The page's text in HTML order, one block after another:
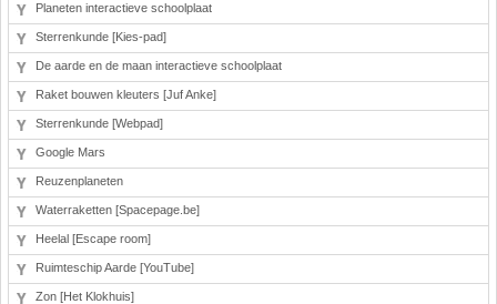
Planeten interactieve schoolplaat
Sterrenkunde [Kies-pad]
De aarde en de maan interactieve schoolplaat
Raket bouwen kleuters [Juf Anke]
Sterrenkunde [Webpad]
Google Mars
Reuzenplaneten
Waterraketten [Spacepage.be]
Heelal [Escape room]
Ruimteschip Aarde [YouTube]
Zon [Het Klokhuis]